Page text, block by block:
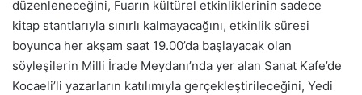
düzenleneceğini, Fuarın kültürel etkinliklerinin sadece
kitap stantlarıyla sınırlı kalmayacağını, etkinlik süresi
boyunca her akşam saat 19.00’da başlayacak olan
söyleşilerin Milli İrade Meydanı’nda yer alan Sanat Kafe’de
Kocaeli’li yazarların katılımıyla gerçekleştirileceğini, Yedi